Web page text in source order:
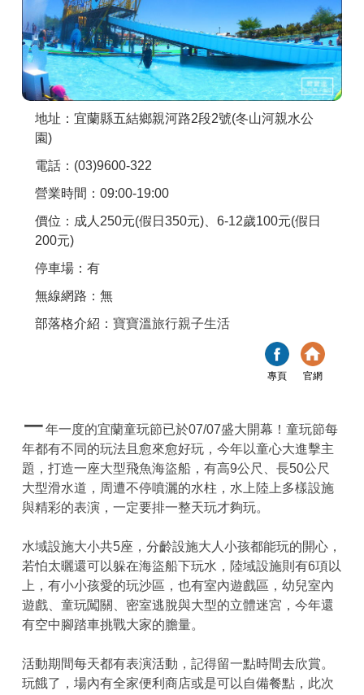
APP下載
地址：宜蘭縣五結鄉親河路2段2號(冬山河親水公
園)
電話：(03)9600-322
營業時間：09:00-19:00
價位：成人250元(假日350元)、6-12歲100元(假日
200元)
停車場：有
無線網路：無
部落格介紹： 寶寶溫旅行親子生活
專頁 官網
一年一度的宜蘭童玩節已於07/07盛大開幕！童玩節每
年都有不同的玩法且愈來愈好玩，今年以童心大進擊主
題，打造一座大型飛魚海盜船，有高9公尺、長50公尺
大型滑水道，周遭不停噴灑的水柱，水上陸上多樣設施
與精彩的表演，一定要排一整天玩才夠玩。
水域設施大小共5座，分齡設施大人小孩都能玩的開心，
若怕太曬還可以躲在海盜船下玩水，陸域設施則有6項以
上，有小小孩愛的玩沙區，也有室內遊戲區，幼兒室內
遊戲、童玩闖關、密室逃脫與大型的立體迷宮，今年還
有空中腳踏車挑戰大家的膽量。
活動期間每天都有表演活動，記得留一點時間去欣賞。
玩餓了，場內有全家便利商店或是可以自備餐點，此次